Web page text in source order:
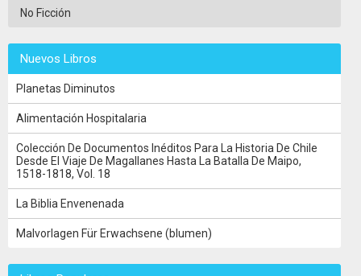
No Ficción
Nuevos Libros
Planetas Diminutos
Alimentación Hospitalaria
Colección De Documentos Inéditos Para La Historia De Chile
Desde El Viaje De Magallanes Hasta La Batalla De Maipo,
1518-1818, Vol. 18
La Biblia Envenenada
Malvorlagen Für Erwachsene (blumen)